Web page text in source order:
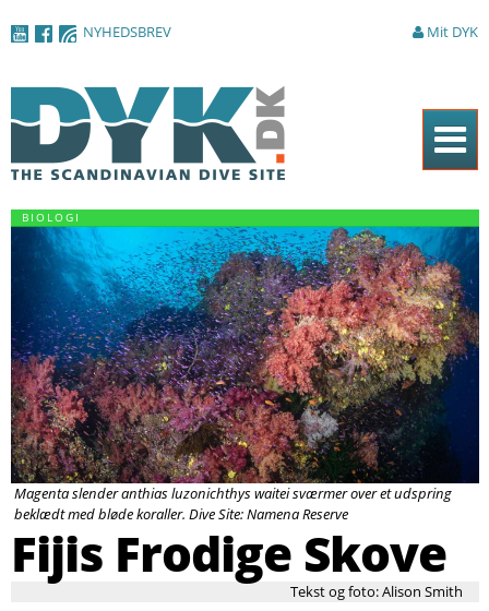
NYHEDSBREV Mit DYK
Magasinet
Nyheder
Artikler
DYK Guiden
Shop
Om DYK
Søg
BIOLOGI
Magenta slender anthias luzonichthys waitei sværmer over et udspring
beklædt med bløde koraller. Dive Site: Namena Reserve
Fijis Frodige Skove
Tekst og foto: Alison Smith